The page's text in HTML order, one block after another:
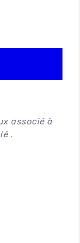
associé à
.